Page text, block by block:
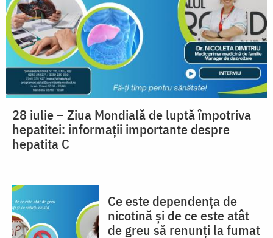
28 iulie – Ziua Mondială de luptă împotriva
hepatitei: informații importante despre
hepatita C
Ce este dependența de
nicotină și de ce este atât
de greu să renunți la fumat